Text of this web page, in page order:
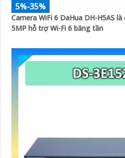
5%-35%
Camera WiFi 6 DaHua DH-H5AS
5MP hỗ trợ Wi-Fi 6 băng tần